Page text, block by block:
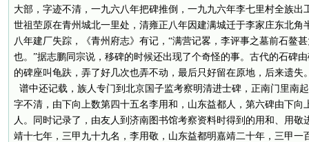
大部，字迹不清，一九六八年把碑推倒，一九九六年李七里村全族出
世祖茔原在青州城北一里处，清雍正八年因建满城迁于李家庄东北角
八年建厂失踪，《青州府志》有记，“满营记畧，李评事之墓前石鳌
也。”据志鹏同宗说，移碑的时候还出现了个奇怪的事。古代的石碑
的碑座叫龟趺，弄了好几次也弄不动，最后只好留在原地，后来遗失
谱中还记载，族人专门到北京国子监考察明清进士碑，正南门里南
字不清，由下向上数第四十五名李用和，山东益都人，第六碑由下向
人。同时记录了，由友人到济南图书馆考察资料时得到的用和、用敬
靖十七年，三甲九十九名，李用敬，山东益都明嘉靖二十年，三甲一